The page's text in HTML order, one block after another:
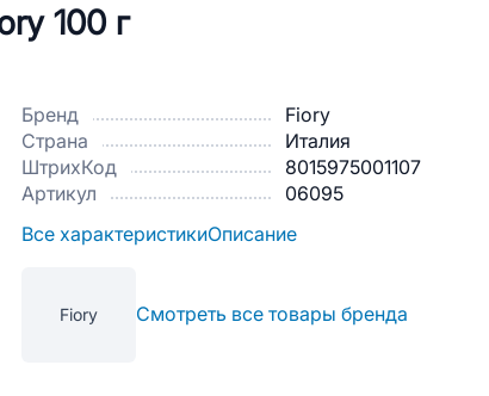
100 г
Бренд
Fiory
Страна
Италия
ШтрихКод
8015975001107
Артикул
06095
Все характеристикиОписание
Fiory Смотреть все товары бренда